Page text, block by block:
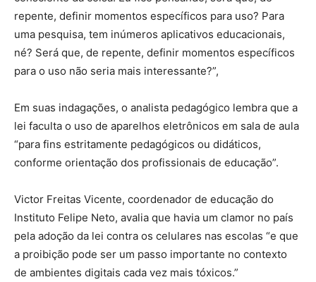
repente, definir momentos específicos para uso? Para
uma pesquisa, tem inúmeros aplicativos educacionais,
né? Será que, de repente, definir momentos específicos
para o uso não seria mais interessante?”,
Em suas indagações, o analista pedagógico lembra que a
lei faculta o uso de aparelhos eletrônicos em sala de aula
“para fins estritamente pedagógicos ou didáticos,
conforme orientação dos profissionais de educação”.
Victor Freitas Vicente, coordenador de educação do
Instituto Felipe Neto, avalia que havia um clamor no país
pela adoção da lei contra os celulares nas escolas “e que
a proibição pode ser um passo importante no contexto
de ambientes digitais cada vez mais tóxicos.”